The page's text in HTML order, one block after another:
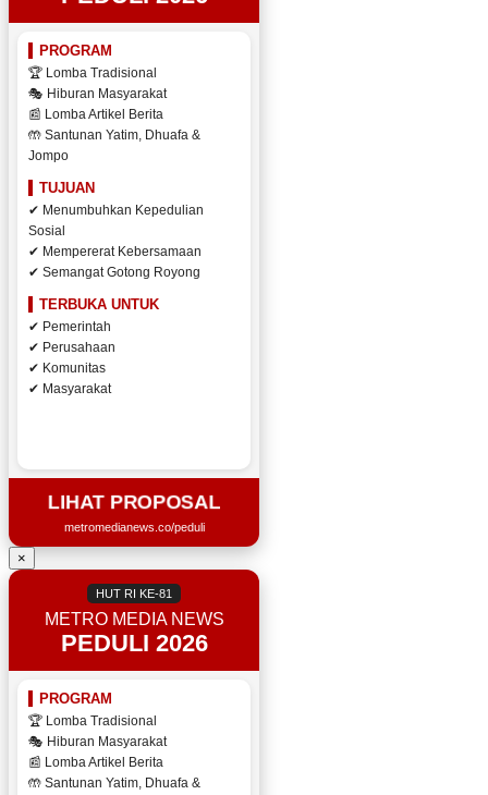
PROGRAM
🏆 Lomba Tradisional
🎭 Hiburan Masyarakat
📰 Lomba Artikel Berita
🤲 Santunan Yatim, Dhuafa &
Jompo
TUJUAN
✔ Menumbuhkan Kepedulian
Sosial
✔ Mempererat Kebersamaan
✔ Semangat Gotong Royong
TERBUKA UNTUK
✔ Pemerintah
✔ Perusahaan
✔ Komunitas
✔ Masyarakat
LIHAT PROPOSAL
metromedianews.co/peduli
×
HUT RI KE-81
METRO MEDIA NEWS
PEDULI 2026
PROGRAM
🏆 Lomba Tradisional
🎭 Hiburan Masyarakat
📰 Lomba Artikel Berita
🤲 Santunan Yatim, Dhuafa &